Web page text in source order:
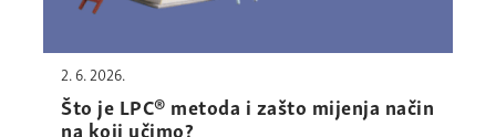
2. 6. 2026.
Što je LPC® metoda i zašto mijenja način
na koji učimo?